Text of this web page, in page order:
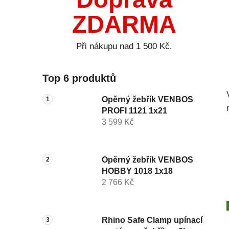
ZDARMA
Při nákupu nad 1 500 Kč.
Top 6 produktů
Opěrný žebřík VENBOS
PROFI 1121 1x21
3 599 Kč
Opěrný žebřík VENBOS
HOBBY 1018 1x18
2 766 Kč
Rhino Safe Clamp upínací